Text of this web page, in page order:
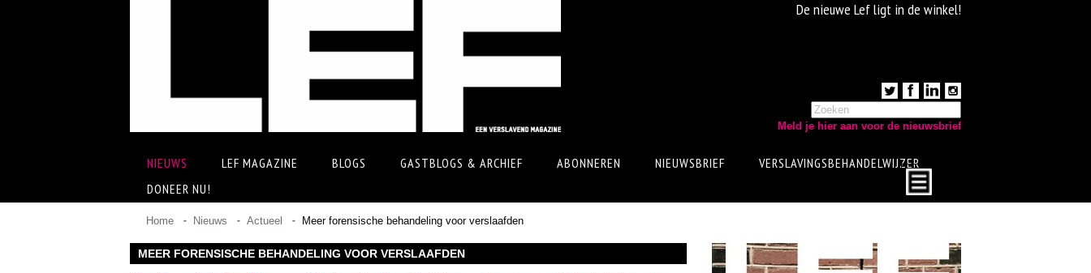
De nieuwe Lef ligt in de winkel!
Meld je hier aan voor de nieuwsbrief
NIEUWS LEF MAGAZINE BLOGS GASTBLOGS & ARCHIEF ABONNEREN NIEUWSBRIEF
VERSLAVINGSBEHANDELWIJZER
DONEER NU!
Home Nieuws Actueel Meer forensische behandeling voor verslaafden
MEER FORENSISCHE BEHANDELING VOOR VERSLAAFDEN